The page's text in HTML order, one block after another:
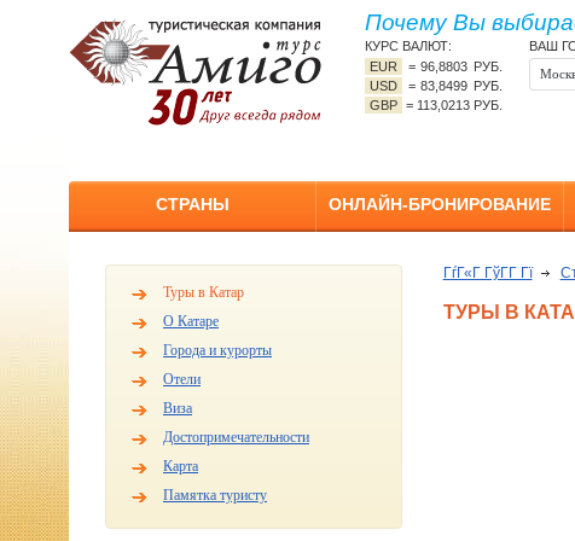
Почему Вы
КУРС ВАЛЮТ:
EUR
=96,8803 РУБ.
USD
=83,8499 РУБ.
GBP = 113,0213 РУБ.
ВАШ
СТРАНЫ ОНЛАЙН-БРОНИРОВАНИЕ
Туры в Катар
О Катаре
Города и курорты
Отели
Виза
Достопримечательности
Карта
Памятка туристу
ГѓГ«Г ГўГ­Г Гї
ТУРЫ В